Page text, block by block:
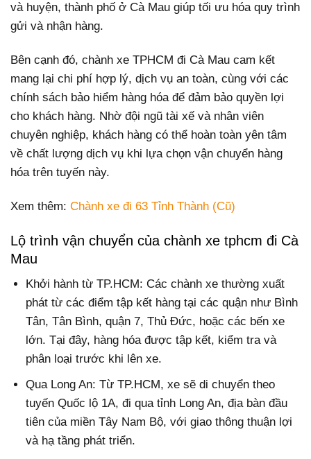
và huyện, thành phố ở Cà Mau giúp tối ưu hóa quy trình
gửi và nhận hàng.
Bên cạnh đó, chành xe TPHCM đi Cà Mau cam kết
mang lại chi phí hợp lý, dịch vụ an toàn, cùng với các
chính sách bảo hiểm hàng hóa để đảm bảo quyền lợi
cho khách hàng. Nhờ đội ngũ tài xế và nhân viên
chuyên nghiệp, khách hàng có thể hoàn toàn yên tâm
về chất lượng dịch vụ khi lựa chọn vận chuyển hàng
hóa trên tuyến này.
Xem thêm: Chành xe đi 63 Tỉnh Thành (Cũ)
Lộ trình vận chuyển của chành xe tphcm đi Cà
Mau
Khởi hành từ TP.HCM: Các chành xe thường xuất
phát từ các điểm tập kết hàng tại các quận như Bình
Tân, Tân Bình, quận 7, Thủ Đức, hoặc các bến xe
lớn. Tại đây, hàng hóa được tập kết, kiểm tra và
phân loại trước khi lên xe.
Qua Long An: Từ TP.HCM, xe sẽ di chuyển theo
tuyến Quốc lộ 1A, đi qua tỉnh Long An, địa bàn đầu
tiên của miền Tây Nam Bộ, với giao thông thuận lợi
và hạ tầng phát triển.